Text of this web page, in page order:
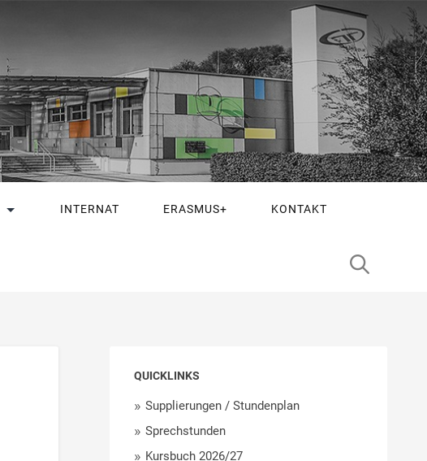
INTERNAT ERASMUS+ KONTAKT
QUICKLINKS
Supplierungen / Stundenplan
Sprechstunden
Kursbuch 2026/27